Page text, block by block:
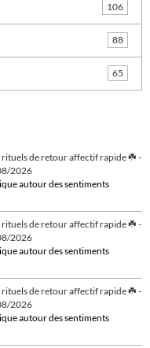
106
88
65
rituels de retour affectif rapide ☘️ -
2026
autour des sentiments
rituels de retour affectif rapide ☘️ -
2026
autour des sentiments
rituels de retour affectif rapide ☘️ -
2026
autour des sentiments